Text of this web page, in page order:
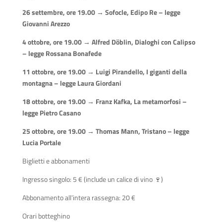
26 settembre, ore 19.00 → Sofocle, Edipo Re – legge
Giovanni Arezzo
4 ottobre, ore 19.00 → Alfred Döblin, Dialoghi con Calipso
– legge Rossana Bonafede
11 ottobre, ore 19.00 → Luigi Pirandello, I giganti della
montagna – legge Laura Giordani
18 ottobre, ore 19.00 → Franz Kafka, La metamorfosi –
legge Pietro Casano
25 ottobre, ore 19.00 → Thomas Mann, Tristano – legge
Lucia Portale
Biglietti e abbonamenti
Ingresso singolo: 5 € (include un calice di vino 🍷)
Abbonamento all’intera rassegna: 20 €
Orari botteghino